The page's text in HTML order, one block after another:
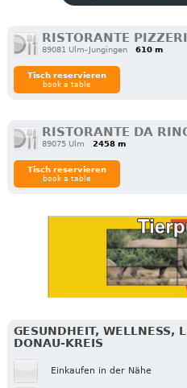
RISTORANTE
89081 Ulm-Jungingen 610 m
Tisch reservieren
book a table
RISTORANTE DA
89075 Ulm 2458 m
Tisch reservieren
book a table
GESUNDHEIT, WELLNESS,
DONAU-KREIS
Einkaufen in der Nähe